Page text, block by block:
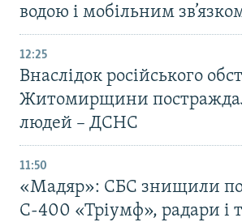
водою і мобільним
12:25
Внаслідок російського
Житомирщини
людей – ДСНС
11:50
«Мадяр»: СБС знищили
С-400 «Тріумф», радари і